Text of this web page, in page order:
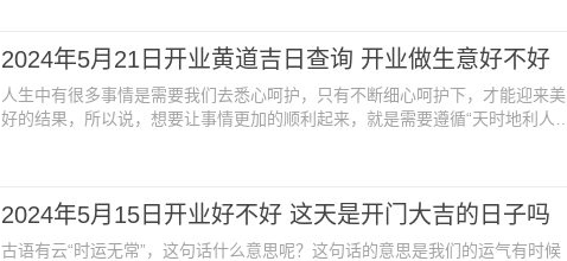
神】：正北【煞】：煞南【胎神占方】：占门炉外西北【彭祖
2024年5月21日开业黄道吉日查询 开业做生意好不好
人生中有很多事情是需要我们去悉心呵护，只有不断细心呵护下，才能迎来美
好的结果，所以说，想要让事情更加的顺利起来，就是需要遵循“天时地利人
归忌 九焦 阳错 了戾 阴阳交破【胎神占方】：占碓磨门外
2024年5月15日开业好不好 这天是开门大吉的日子吗
古语有云“时运无常”，这句话什么意思呢？这句话的意思是我们的运气有时候